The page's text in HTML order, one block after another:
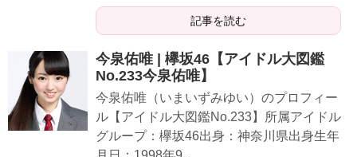
記事を読む
今泉佑唯 | 欅坂46【アイドル大図鑑
No.233今泉佑唯】
今泉佑唯（いまいずみゆい）のプロフィー
ル【アイドル大図鑑No.233】所属アイドル
グループ：欅坂46出身：神奈川県出身生年